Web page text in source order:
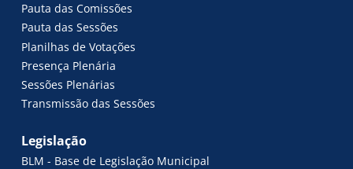
Pauta das Comissões
Pauta das Sessões
Planilhas de Votações
Presença Plenária
Sessões Plenárias
Transmissão das Sessões
Legislação
BLM - Base de Legislação Municipal